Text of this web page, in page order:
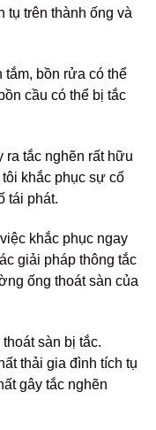
tụ trên thành ống và
tắm, bồn rửa có thể
cầu có thể bị tắc
ra tắc nghẽn rất hữu
khắc phục sự cố
tái phát.
khắc phục ngay
giải pháp thông tắc
ống thoát sàn của
sàn bị tắc.
thải gia đình tích tụ
gây tắc nghẽn